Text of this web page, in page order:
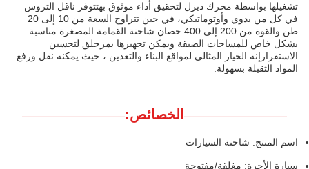
تشغيلها بواسطة محرك ديزل لتحقيق أداء موثوق بهتتوفر ناقل التروس
في كل من يدوي وأوتوماتيكي، في حين تتراوح السعة من 10 إلى 20
طن والقوة من 200 إلى 400 حصان.شاحنة القمامة المصغرة مناسبة
بشكل خاص للمساحات الضيقة ويمكن تجهيزها بمزحلق لتحسين
الاستقرارإنه الخيار المثالي لمواقع البناء والتعدين ، حيث يمكنه نقل ورفع
المواد الثقيلة بسهولة.
الخصائص:
اسم المنتج: شاحنة السيارات
سيارة الأجرة: مغلقة/مفتوحة